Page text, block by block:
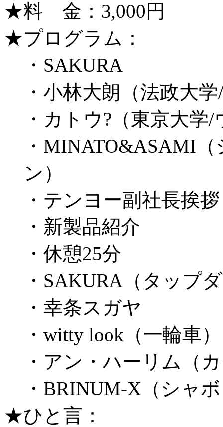
★料 金：3,000円
★プログラム：
・SAKURA
・小林大朗（法政大
・カトウ?（東京大学
・MINATO&ASAMI
ン）
・テンヨー副社長挨拶
・新製品紹介
・休憩25分
・SAKURA（タップ
・幸条スガヤ
・witty look（一輪車）
・アン・ハーリム（
・BRINUM-X（シャ
★ひと言：